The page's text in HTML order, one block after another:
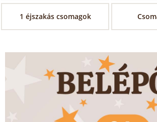
1 éjszakás csomagok